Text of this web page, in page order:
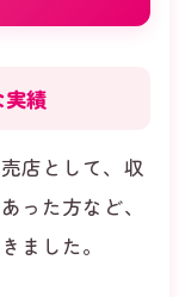
実績
店として、収
った方など、
ました。